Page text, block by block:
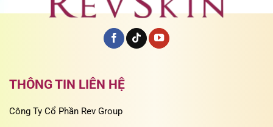
THÔNG TIN LIÊN HỆ
Công Ty Cổ Phần Rev Group